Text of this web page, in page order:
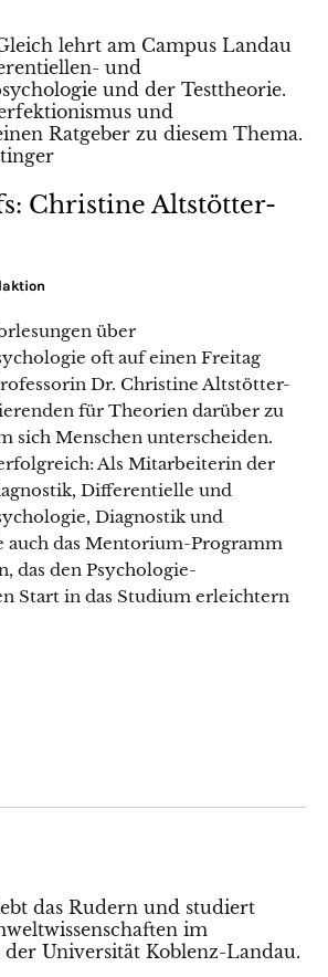
Christine Altstötter-
über
oft auf einen Freitag
Dr. Christine Altstötter-
für Theorien darüber zu
sich Menschen unterscheiden.
Als Mitarbeiterin der
Differentielle und
Diagnostik und
auch das Mentorium-Programm
das den Psychologie-
Start in das Studium erleichtern